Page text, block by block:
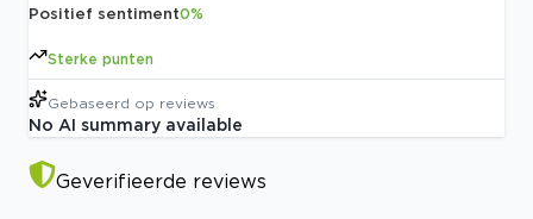
Positief sentiment0%
Sterke punten
Gebaseerd op reviews
No AI summary available
Geverifieerde reviews